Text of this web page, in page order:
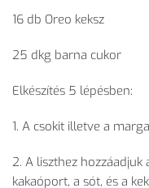
16 db Oreo keksz
25 dkg barna cukor
Elkészítés 5 lépésben:
1. A csokit illetve a
2. A liszthez
kakaóport, a sót, és a